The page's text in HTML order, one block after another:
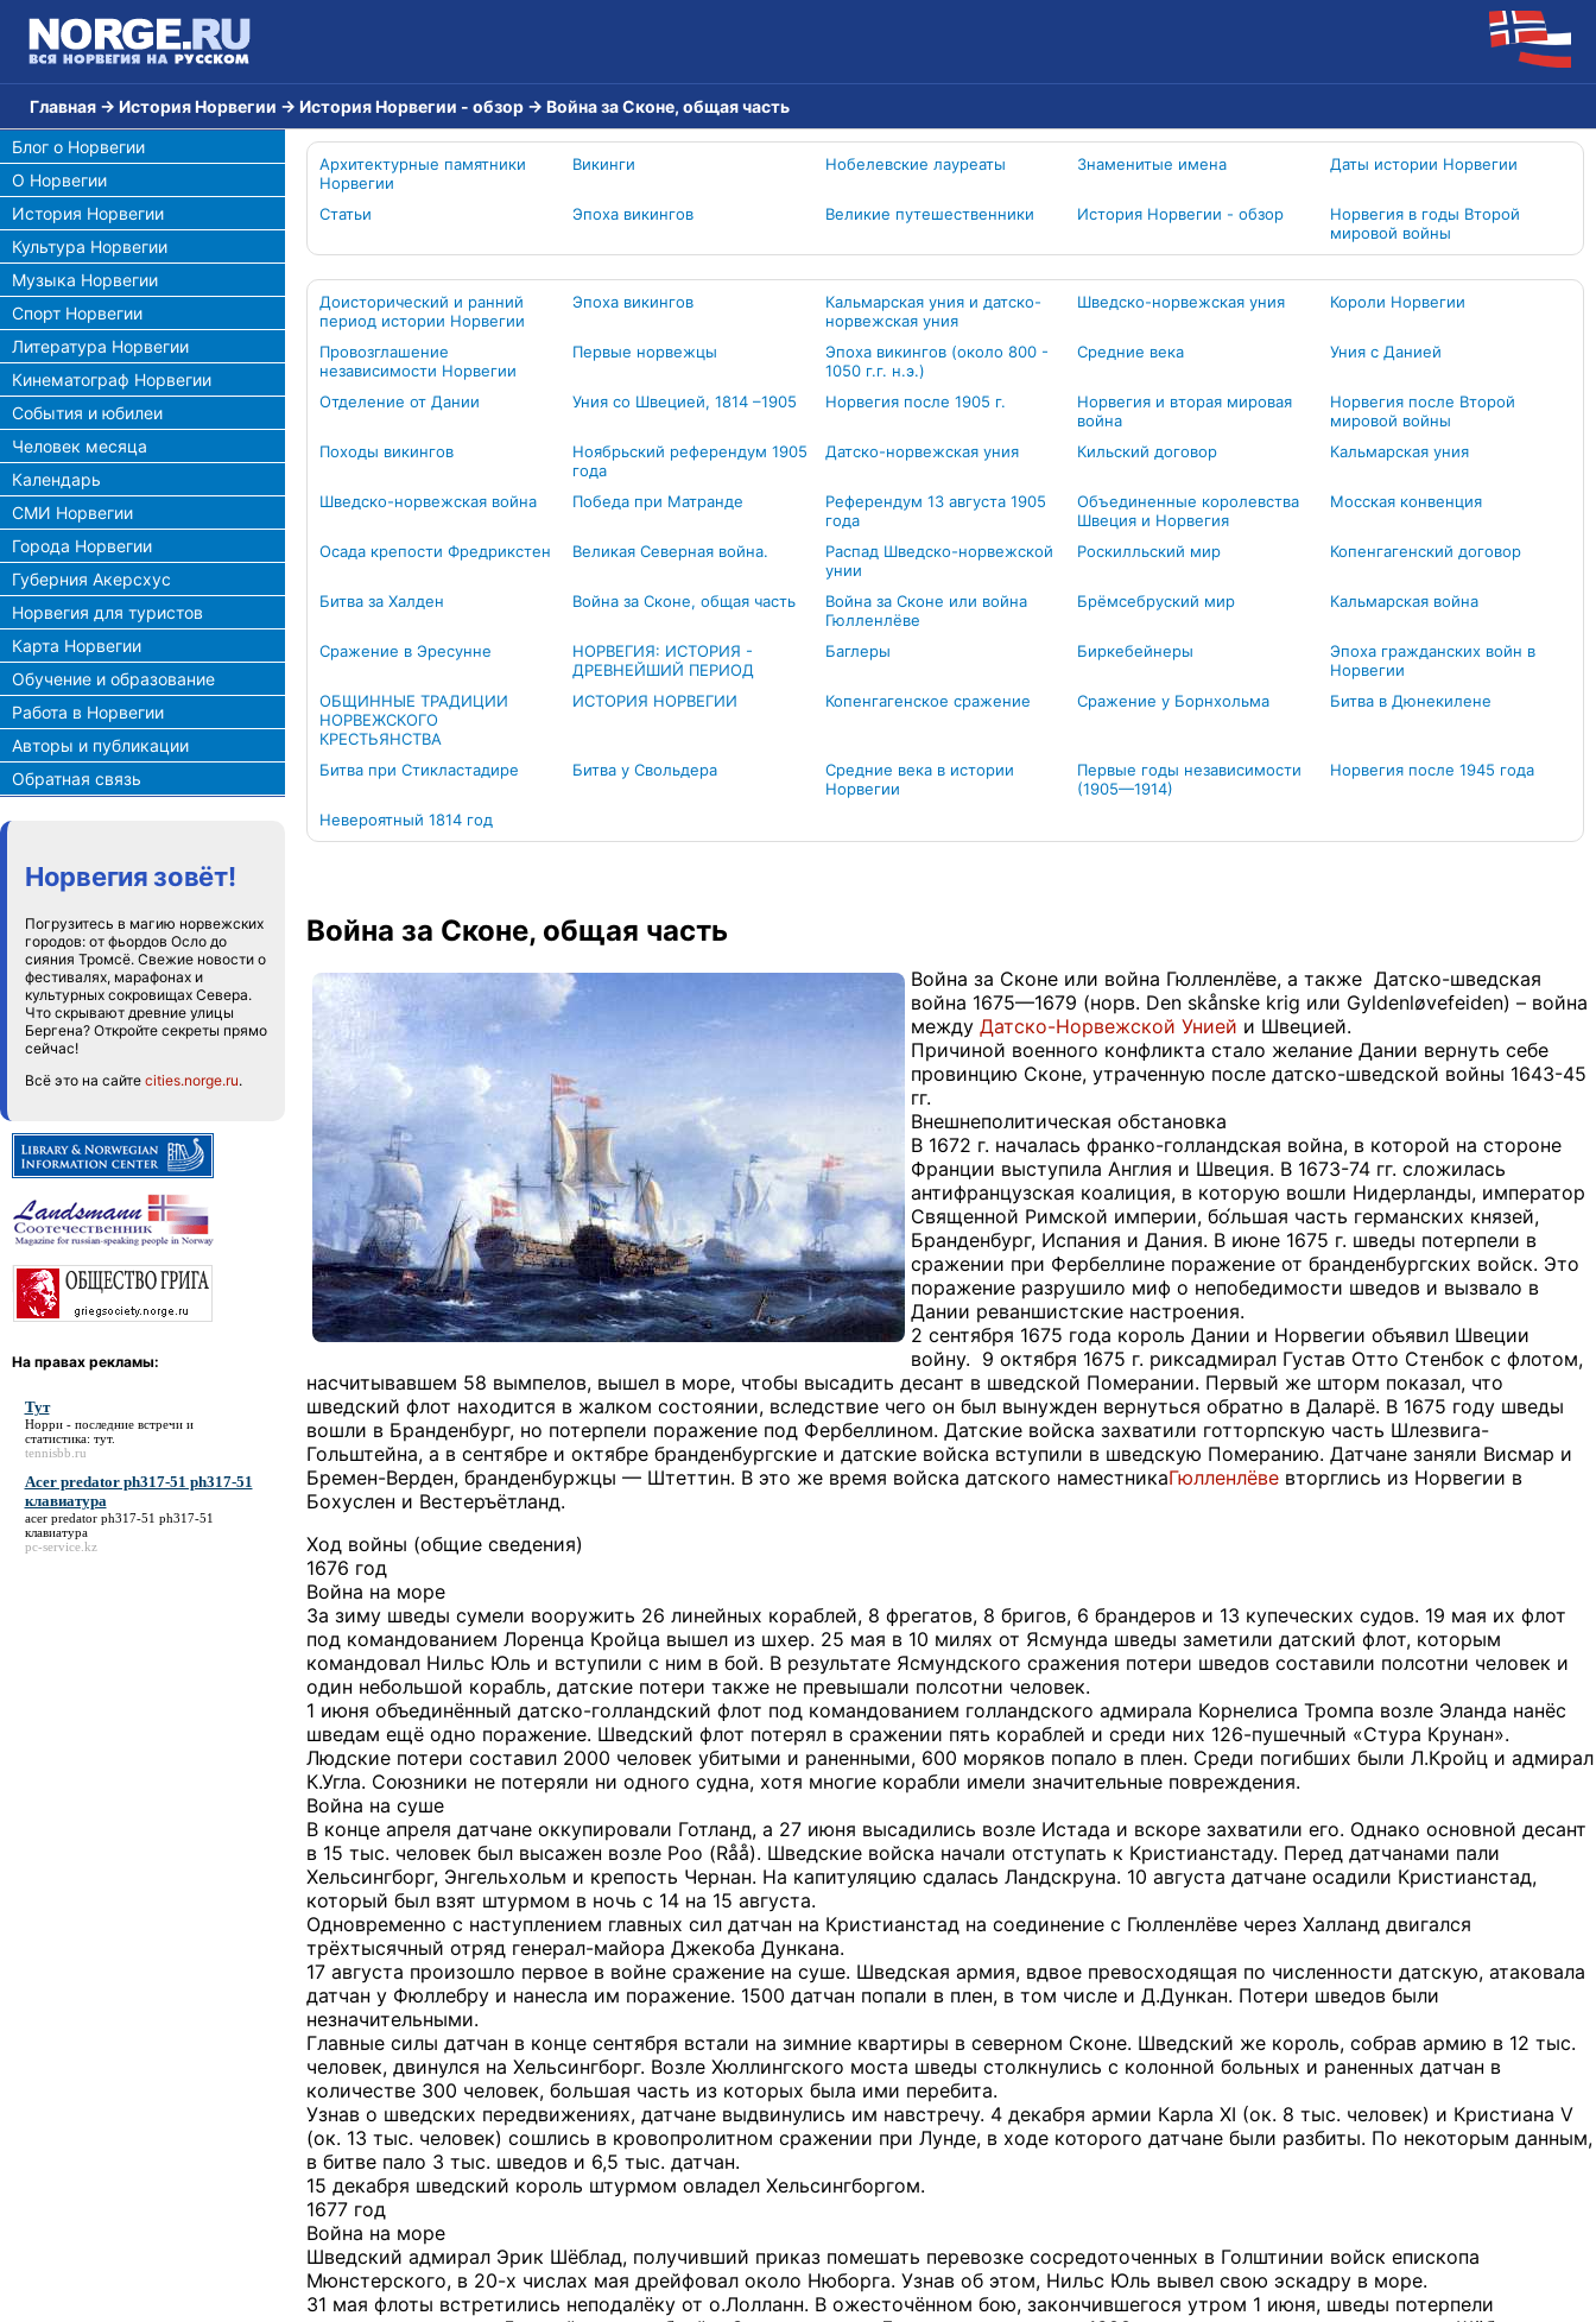
Главная → История Норвегии → История Норвегии - обзор → Война за Сконе, общая часть
Блог о Норвегии
О Норвегии
История Норвегии
Культура Норвегии
Музыка Норвегии
Спорт Норвегии
Литература Норвегии
Кинематограф Норвегии
События и юбилеи
Человек месяца
Календарь
СМИ Норвегии
Города Норвегии
Губерния Акерсхус
Норвегия для туристов
Карта Норвегии
Обучение и образование
Работа в Норвегии
Авторы и публикации
Обратная связь
Норвегия зовёт!
Погрузитесь в магию норвежских
городов: от фьордов Осло до
сияния Тромсё. Свежие новости о
фестивалях, марафонах и
культурных сокровищах Севера.
Что скрывают древние улицы
Бергена? Откройте секреты прямо
сейчас!
Всё это на сайте cities.norge.ru.
На правах рекламы:
Тут
Норри - последние встречи и
статистика: тут.
tennisbb.ru
Acer predator ph317-51 ph317-51
клавиатура
acer predator ph317-51 ph317-51
клавиатура
pc-service.kz
Архитектурные памятники
Норвегии
Викинги Нобелевские лауреаты Знаменитые имена Даты истории Норвегии
Статьи Эпоха викингов Великие путешественники История Норвегии - обзор
Норвегия в годы Второй
мировой войны
Доисторический и ранний
период истории Норвегии
Эпоха викингов
Кальмарская уния и датско-
норвежская уния
Шведско-норвежская уния Короли Норвегии
Провозглашение
независимости Норвегии
Первые норвежцы
Эпоха викингов (около 800 -
1050 г.г. н.э.)
Средние века Уния с Данией
Отделение от Дании Уния со Швецией, 1814 –1905 Норвегия после 1905 г.
Норвегия и вторая мировая
война
Норвегия после Второй
мировой войны
Походы викингов
Ноябрьский референдум 1905
года
Датско-норвежская уния Кильский договор Кальмарская уния
Шведско-норвежская война Победа при Матранде
Референдум 13 августа 1905
года
Объединенные королевства
Швеция и Норвегия
Мосская конвенция
Осада крепости Фредрикстен Великая Северная война.
Распад Шведско-норвежской
унии
Роскилльский мир Копенгагенский договор
Битва за Халден Война за Сконе, общая часть
Война за Сконе или война
Гюлленлёве
Брёмсебруский мир Кальмарская война
Сражение в Эресунне
НОРВЕГИЯ: ИСТОРИЯ -
ДРЕВНЕЙШИЙ ПЕРИОД
Баглеры Биркебейнеры
Эпоха гражданских войн в
Норвегии
ОБЩИННЫЕ ТРАДИЦИИ
НОРВЕЖСКОГО
КРЕСТЬЯНСТВА
ИСТОРИЯ НОРВЕГИИ Копенгагенское сражение Сражение у Борнхольма Битва в Дюнекилене
Битва при Стикластадире Битва у Свольдера
Средние века в истории
Норвегии
Первые годы независимости
(1905—1914)
Норвегия после 1945 года
Невероятный 1814 год
Война за Сконе, общая часть
Война за Сконе или война Гюлленлёве, а также Датско-шведская
война 1675—1679 (норв. Den skånske krig или Gyldenløvefeiden) – война
между Датско-Норвежской Унией и Швецией.
Причиной военного конфликта стало желание Дании вернуть себе
провинцию Сконе, утраченную после датско-шведской войны 1643-45
гг.
Внешнеполитическая обстановка
В 1672 г. началась франко-голландская война, в которой на стороне
Франции выступила Англия и Швеция. В 1673-74 гг. сложилась
антифранцузская коалиция, в которую вошли Нидерланды, император
Священной Римской империи, бо́льшая часть германских князей,
Бранденбург, Испания и Дания. В июне 1675 г. шведы потерпели в
сражении при Фербеллине поражение от бранденбургских войск. Это
поражение разрушило миф о непобедимости шведов и вызвало в
Дании реваншистские настроения.
2 сентября 1675 года король Дании и Норвегии объявил Швеции
войну. 9 октября 1675 г. риксадмирал Густав Отто Стенбок с флотом,
насчитывавшем 58 вымпелов, вышел в море, чтобы высадить десант в шведской Померании. Первый же шторм показал, что
шведский флот находится в жалком состоянии, вследствие чего он был вынужден вернуться обратно в Даларё. В 1675 году шведы
вошли в Бранденбург, но потерпели поражение под Фербеллином. Датские войска захватили готторпскую часть Шлезвига-
Гольштейна, а в сентябре и октябре бранденбургские и датские войска вступили в шведскую Померанию. Датчане заняли Висмар и
Бремен-Верден, бранденбуржцы — Штеттин. В это же время войска датского наместникаГюлленлёве вторглись из Норвегии в
Бохуслен и Вестеръётланд.
Ход войны (общие сведения)
1676 год
Война на море
За зиму шведы сумели вооружить 26 линейных кораблей, 8 фрегатов, 8 бригов, 6 брандеров и 13 купеческих судов. 19 мая их флот
под командованием Лоренца Кройца вышел из шхер. 25 мая в 10 милях от Ясмунда шведы заметили датский флот, которым
командовал Нильс Юль и вступили с ним в бой. В результате Ясмундского сражения потери шведов составили полсотни человек и
один небольшой корабль, датские потери также не превышали полсотни человек.
1 июня объединённый датско-голландский флот под командованием голландского адмирала Корнелиса Тромпа возле Эланда нанёс
шведам ещё одно поражение. Шведский флот потерял в сражении пять кораблей и среди них 126-пушечный «Стура Крунан».
Людские потери составил 2000 человек убитыми и раненными, 600 моряков попало в плен. Среди погибших были Л.Кройц и адмирал
К.Угла. Союзники не потеряли ни одного судна, хотя многие корабли имели значительные повреждения.
Война на суше
В конце апреля датчане оккупировали Готланд, а 27 июня высадились возле Истада и вскоре захватили его. Однако основной десант
в 15 тыс. человек был высажен возле Роо (Råå). Шведские войска начали отступать к Кристианстаду. Перед датчанами пали
Хельсингборг, Энгельхольм и крепость Чернан. На капитуляцию сдалась Ландскруна. 10 августа датчане осадили Кристианстад,
который был взят штурмом в ночь с 14 на 15 августа.
Одновременно с наступлением главных сил датчан на Кристианстад на соединение с Гюлленлёве через Халланд двигался
трёхтысячный отряд генерал-майора Джекоба Дункана.
17 августа произошло первое в войне сражение на суше. Шведская армия, вдвое превосходящая по численности датскую, атаковала
датчан у Фюллебру и нанесла им поражение. 1500 датчан попали в плен, в том числе и Д.Дункан. Потери шведов были
незначительными.
Главные силы датчан в конце сентября встали на зимние квартиры в северном Сконе. Шведский же король, собрав армию в 12 тыс.
человек, двинулся на Хельсингборг. Возле Хюллингского моста шведы столкнулись с колонной больных и раненных датчан в
количестве 300 человек, большая часть из которых была ими перебита.
Узнав о шведских передвижениях, датчане выдвинулись им навстречу. 4 декабря армии Карла XI (ок. 8 тыс. человек) и Кристиана V
(ок. 13 тыс. человек) сошлись в кровопролитном сражении при Лунде, в ходе которого датчане были разбиты. По некоторым данным,
в битве пало 3 тыс. шведов и 6,5 тыс. датчан.
15 декабря шведский король штурмом овладел Хельсингборгом.
1677 год
Война на море
Шведский адмирал Эрик Шёблад, получивший приказ помешать перевозке сосредоточенных в Голштинии войск епископа
Мюнстерского, в 20-х числах мая дрейфовал около Нюборга. Узнав об этом, Нильс Юль вывел свою эскадру в море.
31 мая флоты встретились неподалёку от о.Лолланн. В ожесточённом бою, закончившегося утром 1 июня, шведы потерпели